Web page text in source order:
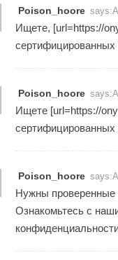
Poison_hoore says:
Ищете, [url=https://
сертифицированных
Poison_hoore says:
Ищете [url=https://
сертифицированных
Poison_hoore says:
Нужны проверенные
Ознакомьтесь с